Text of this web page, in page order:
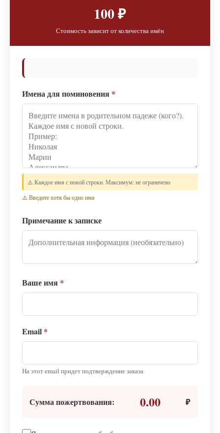
100 ₽
Стоимость зависит от количества имён
Имена для поминовения *
⚠️ Каждое имя с новой строки. Максимум: не ограничено
⚠️ Введите хотя бы одно имя
Примечание к записке
Ваше имя *
Email *
На этот email придет подтверждение заказа
Сумма пожертвования: 0.00 ₽